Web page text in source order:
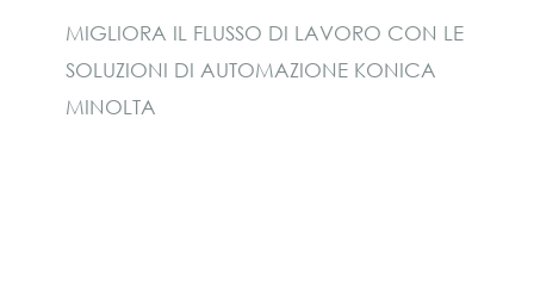
MIGLIORA IL FLUSSO DI LAVORO CON LE
SOLUZIONI DI AUTOMAZIONE KONICA
MINOLTA